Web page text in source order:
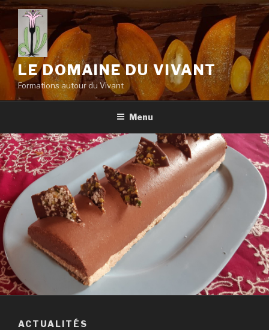
Aller
contenu
principal
LE DOMAINE DU VIVANT
Formations autour du Vivant
Menu
ACTUALITÉS